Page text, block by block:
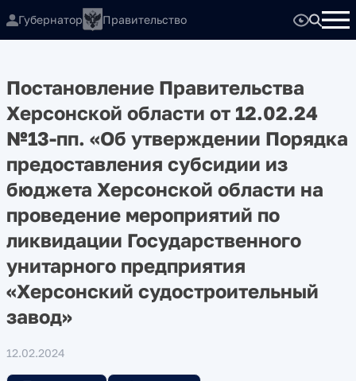
Губернатор Правительство
Постановление Правительства
Херсонской области от 12.02.24
№13-пп. «Об утверждении Порядка
предоставления субсидии из
бюджета Херсонской области на
проведение мероприятий по
ликвидации Государственного
унитарного предприятия
«Херсонский судостроительный
завод»
12.02.2024